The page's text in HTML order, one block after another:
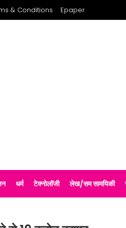
& Conditions Epaper
धर्म टेक्नोलॉजी लेख/सम सामयिकी